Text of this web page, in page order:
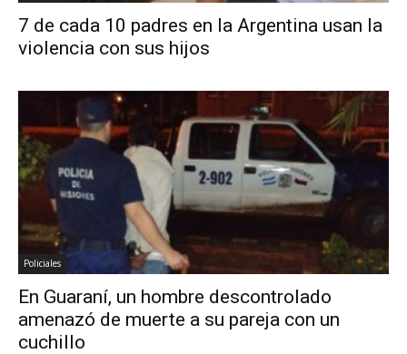
7 de cada 10 padres en la Argentina usan la
violencia con sus hijos
Policiales
En Guaraní, un hombre descontrolado
amenazó de muerte a su pareja con un
cuchillo